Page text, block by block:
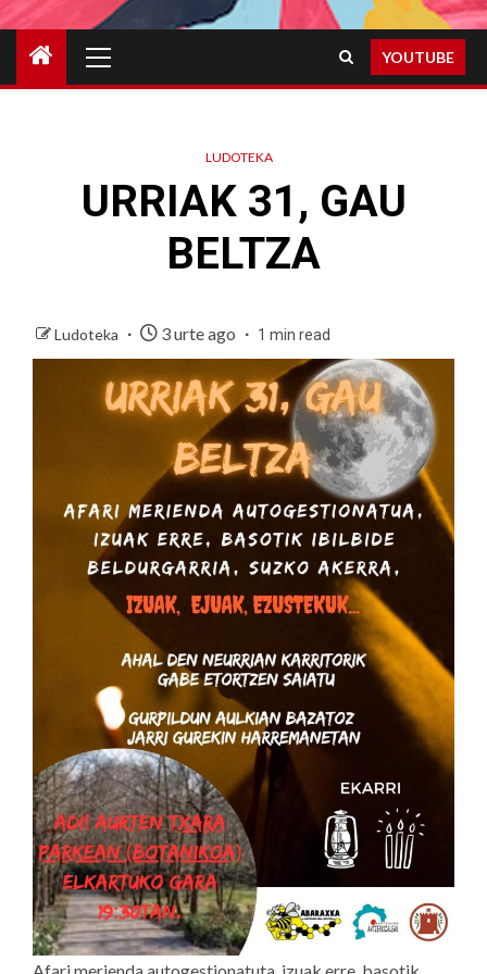
Menu
YOUTUBE
LUDOTEKA
URRIAK 31, GAU
BELTZA
Ludoteka 3 urte ago 1 min read